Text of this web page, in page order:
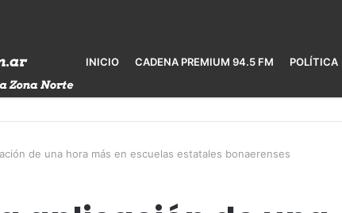
INICIO CADENA PREMIUM 94.5 FM POLÍTICA
de una hora más en escuelas estatales bonaerenses